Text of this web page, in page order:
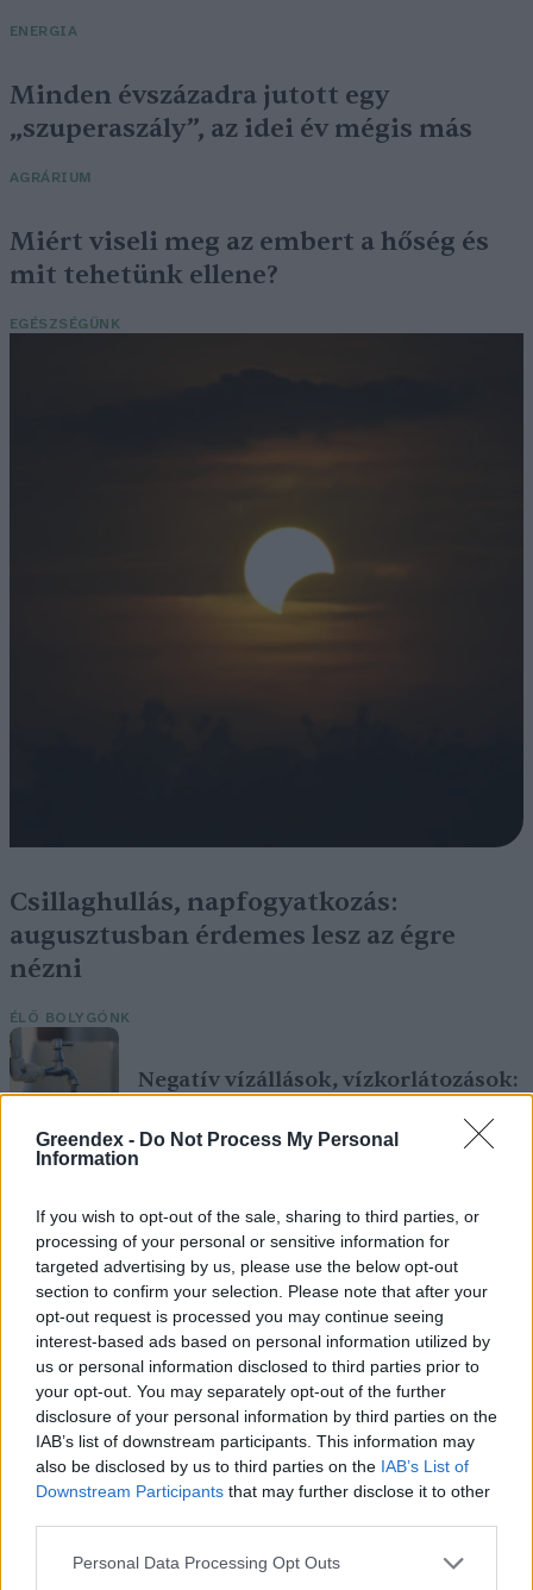
Greendex - Do Not Process My Personal
Information
If you wish to opt-out of the sale, sharing to third parties, or
processing of your personal or sensitive information for
targeted advertising by us, please use the below opt-out
section to confirm your selection. Please note that after your
opt-out request is processed you may continue seeing
interest-based ads based on personal information utilized by
us or personal information disclosed to third parties prior to
your opt-out. You may separately opt-out of the further
disclosure of your personal information by third parties on the
IAB’s list of downstream participants. This information may
also be disclosed by us to third parties on the IAB’s List of
Downstream Participants that may further disclose it to other
Personal Data Processing Opt Outs
ENERGIA
Minden évszázadra jutott egy
„szuperaszály”, az idei év mégis más
AGRÁRIUM
Miért viseli meg az embert a hőség és
mit tehetünk ellene?
EGÉSZSÉGÜNK
Csillaghullás, napfogyatkozás:
augusztusban érdemes lesz az égre
nézni
ÉLŐ BOLYGÓNK
Negatív vízállások, vízkorlátozások:
Hogyan védekezzünk a hangyák
ellen természetes módon?
OTTHONUNK
Börzsey Barbara 5 perc
Nyersanyag, amit millió tonna szám
pazarolunk el, holott több fronton
AGRÁRIUM